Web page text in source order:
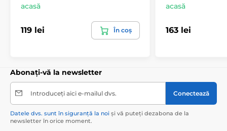
acasă
119 lei În coș
acasă
163 lei
Abonați-vă la newsletter
Introduceți aici e-mailul dvs. Conectează
Datele dvs. sunt în siguranță la noi și vă puteți dezabona de la
newsletter în orice moment.